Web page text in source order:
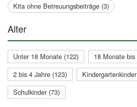
Kita ohne Betreuungsbeiträge (3)
Alter
Unter 18 Monate (122)
18 Monate
2 bis 4 Jahre (123)
Schulkinder (73)